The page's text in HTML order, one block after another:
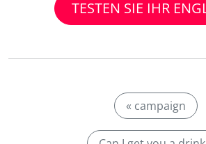
TESTEN SIE IHR
« campaign